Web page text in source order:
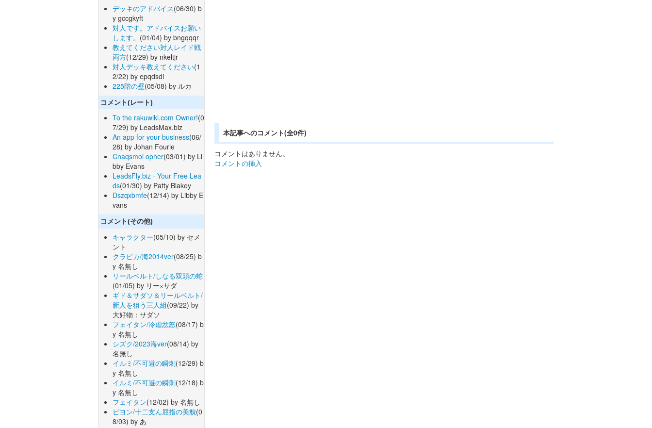
デッキのアドバイス(06/30) b
y gccgkyft
対人です。アドバイスお願い
します。 (01/04) by bngqqqr
教えてください対人レイド戦
両方(12/29) by nkeltjr
対人デッキ教えてください(1
2/22) by epqdsdi
225階の壁(05/08) by ルカ
コメント(レート)
To the rakuwiki.com Owner!(0
7/29) by LeadsMax.biz
An app for your business(06/
28) by Johan Fourie
Cnaqsmoi opher(03/01) by Li
bby Evans
LeadsFly.biz - Your Free Lea
ds(01/30) by Patty Blakey
Dszqxbmfe(12/14) by Libby E
vans
コメント(その他)
キャラクター(05/10) by セメ
ント
クラピカ/海2014ver(08/25) b
y 名無し
リールベルト/しなる双頭の蛇
(01/05) by リー×サダ
ギド＆サダソ＆リールベルト/
新人を狙う三人組(09/22) by
大好物：サダソ
フェイタン/冷虐忿怒(08/17) b
y 名無し
シズク/2023海ver(08/14) by
名無し
イルミ/不可避の瞬刺(12/29) b
y 名無し
イルミ/不可避の瞬刺(12/18) b
y 名無し
フェイタン(12/02) by 名無し
ピヨン/十二支ん屈指の美貌(0
8/03) by あ
本記事へのコメント(全0件)
コメントはありません。
コメントの挿入